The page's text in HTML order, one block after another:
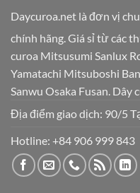
Daycuroa.net là đơn vị
chính hãng. Giá sỉ từ các
curoa Mitsusumi Sanlux
Yamatachi Mitsuboshi
Sanwu Osaka Fusan. Dây
Địa điểm giao dịch: 90/5
Hotline: +84 906 999 843